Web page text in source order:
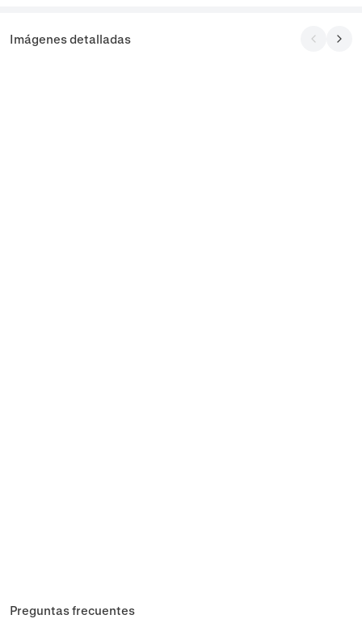
Imágenes detalladas
Preguntas frecuentes